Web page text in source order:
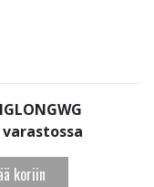
koriin